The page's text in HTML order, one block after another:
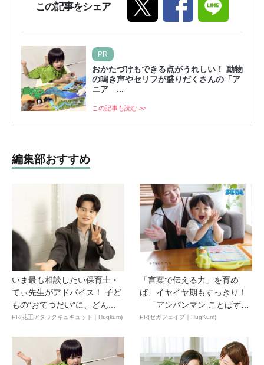
この記事をシェア
PR
おかたづけもできる点がうれしい！ 動物
の鳴き声やセリフが盛りだくさんの「ア
ニア ...
この記事も読む >>
編集部おすすめ
いま最も相談したい保育士・
てぃ先生がアドバイス！ 子ど
もの“おてつだい”に、どん...
PR(花王アタックキュキュット｜Hugkum)
「言葉で伝える力」を育め
ば、イヤイヤ期もすっきり！
「アンパンマン ことばずか
ん...
PR(セガフェイブ｜HugKum)